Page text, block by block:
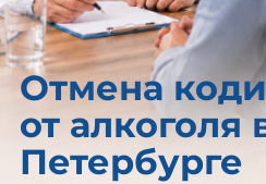
Отмена
от алкоголя
Петербурге